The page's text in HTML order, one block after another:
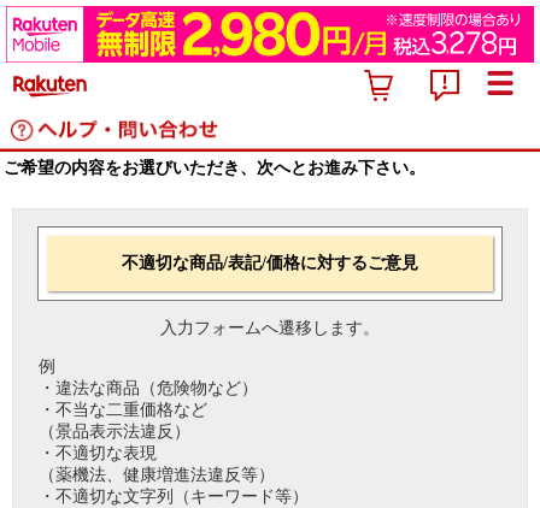
ご希望の内容をお選びいただき、次へとお進み下さい。
不適切な商品/表記/価格に対するご意見
入力フォームへ遷移します。
例
・違法な商品（危険物など）
・不当な二重価格など
（景品表示法違反）
・不適切な表現
（薬機法、健康増進法違反等）
・不適切な文字列（キーワード等）